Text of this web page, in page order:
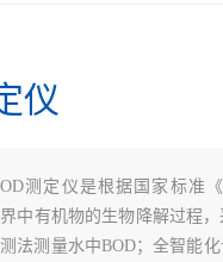
仪
测定仪是根据国家标准《
中有机物的生物降解过程
法测量水中BOD；全智能